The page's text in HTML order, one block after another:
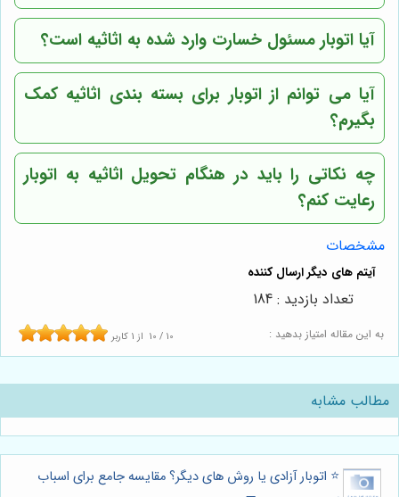
آیا اتوبار مسئول خسارت وارد شده به اثاثیه است؟
آیا می توانم از اتوبار برای بسته بندی اثاثیه کمک
بگیرم؟
چه نکاتی را باید در هنگام تحویل اثاثیه به اتوبار
رعایت کنم؟
مشخصات
به این مقاله امتیاز بدهید : 10 / 10 از 1 کاربر
تعداد بازدید : 184
مطالب مشابه
⭐️ اتوبار آزادی یا روش های دیگر؟ مقایسه جامع برای اسباب